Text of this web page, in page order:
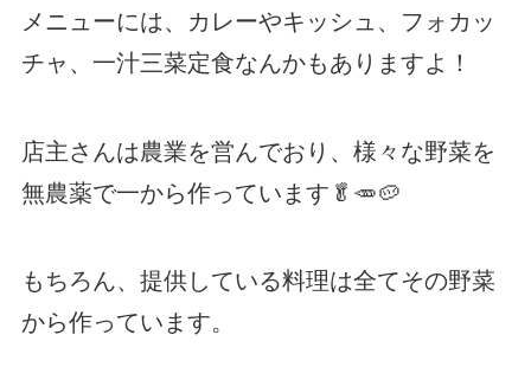
メニューには、カレーやキッシュ、フォカッ
チャ、一汁三菜定食なんかもありますよ！
店主さんは農業を営んでおり、様々な野菜を
無農薬で一から作っています🥬🥕🥔
もちろん、提供している料理は全てその野菜
から作っています。